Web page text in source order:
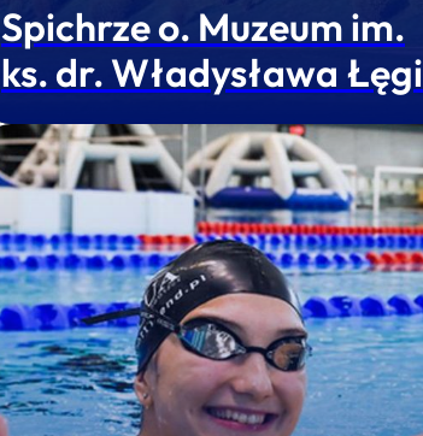
Spichrze o. Muzeum im.
ks. dr. Władysława Łęgi